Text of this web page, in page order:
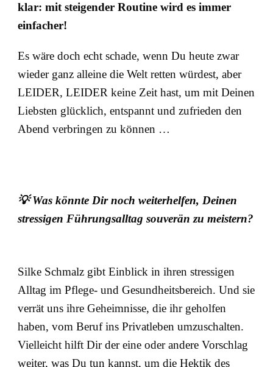
klar: mit steigender Routine wird es immer
einfacher!
Es wäre doch echt schade, wenn Du heute zwar
wieder ganz alleine die Welt retten würdest, aber
LEIDER, LEIDER keine Zeit hast, um mit Deinen
Liebsten glücklich, entspannt und zufrieden den
Abend verbringen zu können …
💡Was könnte Dir noch weiterhelfen, Deinen
stressigen Führungsalltag souverän zu meistern?
Silke Schmalz gibt Einblick in ihren stressigen
Alltag im Pflege- und Gesundheitsbereich. Und sie
verrät uns ihre Geheimnisse, die ihr geholfen
haben, vom Beruf ins Privatleben umzuschalten.
Vielleicht hilft Dir der eine oder andere Vorschlag
weiter, was Du tun kannst, um die Hektik des